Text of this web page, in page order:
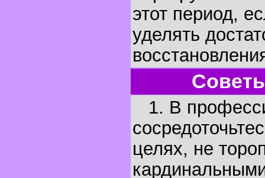
этот период,
уделять
1. В
целях, не